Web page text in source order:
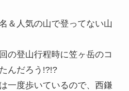
＆人気の山で登ってない山
の登山行程時に笠ヶ岳のコ
んだろう!?!?
一度歩いているので、西鎌